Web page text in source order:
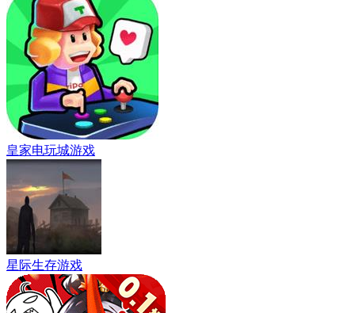
皇家电玩城游戏
星际生存游戏